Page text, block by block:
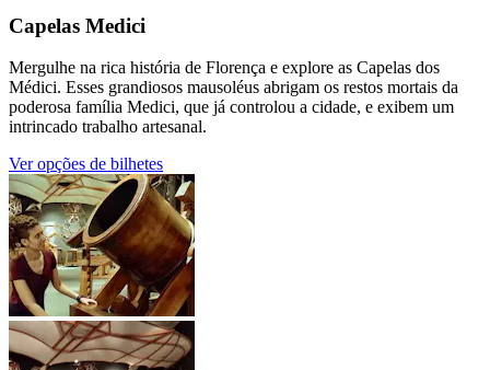
Capelas Medici
Mergulhe na rica história de Florença e explore as Capelas dos
Médici. Esses grandiosos mausoléus abrigam os restos mortais da
poderosa família Medici, que já controlou a cidade, e exibem um
intrincado trabalho artesanal.
Ver opções de bilhetes